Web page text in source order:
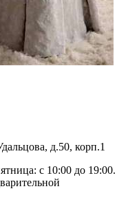
д.50, корп.1
с 10:00 до 19:00.